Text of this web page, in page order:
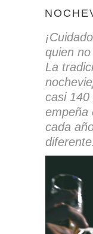
quien
La
casi 140
empeña
cada
diferente.